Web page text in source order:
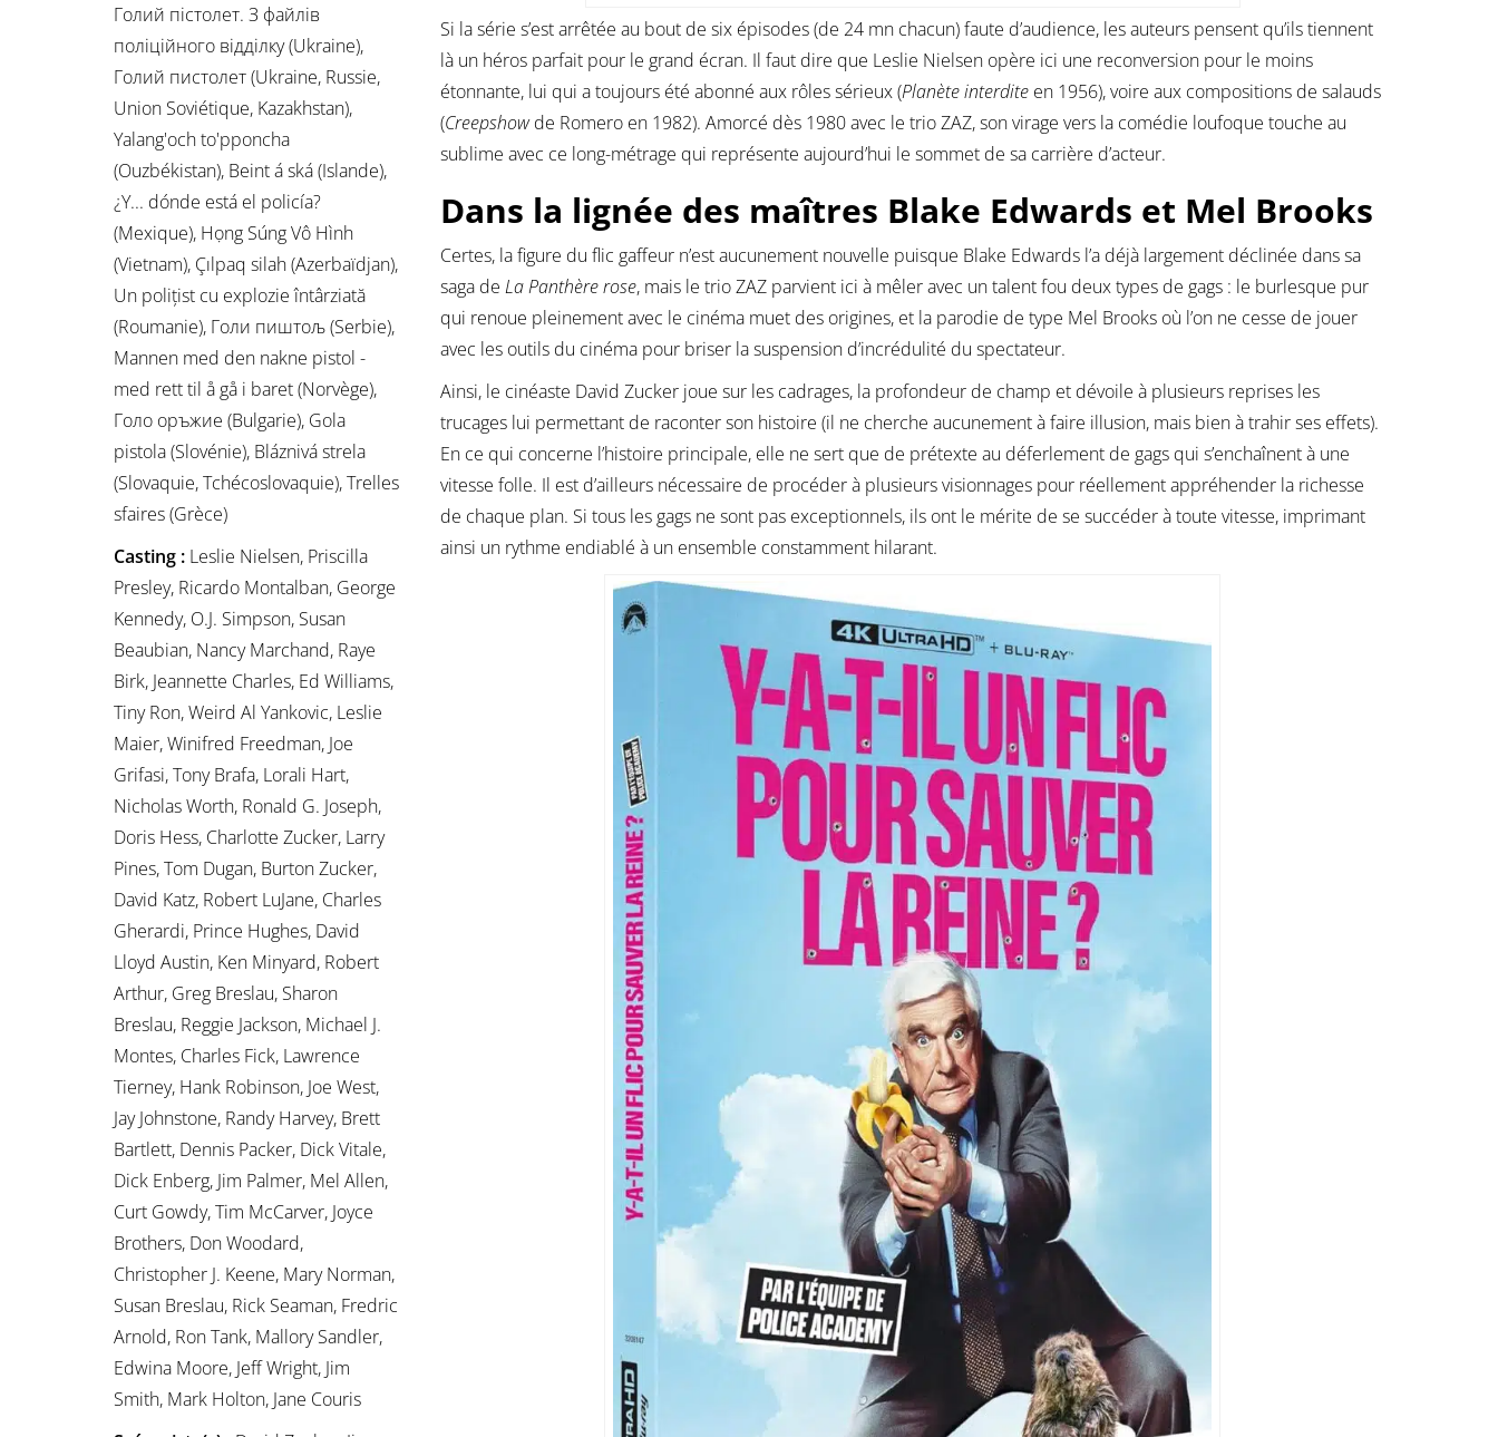
Голий пістолет. З файлів
поліційного відділку (Ukraine),
Голий пистолет (Ukraine, Russie,
Union Soviétique, Kazakhstan),
Yalang'och to'pponcha
(Ouzbékistan), Beint á ská (Islande),
¿Y... dónde está el policía?
(Mexique), Họng Súng Vô Hình
(Vietnam), Çılpaq silah (Azerbaïdjan),
Un polițist cu explozie întârziată
(Roumanie), Голи пиштољ (Serbie),
Mannen med den nakne pistol -
med rett til å gå i baret (Norvège),
Голо оръжие (Bulgarie), Gola
pistola (Slovénie), Bláznivá strela
(Slovaquie, Tchécoslovaquie), Trelles
sfaires (Grèce)
Casting : Leslie Nielsen, Priscilla
Presley, Ricardo Montalban, George
Kennedy, O.J. Simpson, Susan
Beaubian, Nancy Marchand, Raye
Birk, Jeannette Charles, Ed Williams,
Tiny Ron, Weird Al Yankovic, Leslie
Maier, Winifred Freedman, Joe
Grifasi, Tony Brafa, Lorali Hart,
Nicholas Worth, Ronald G. Joseph,
Doris Hess, Charlotte Zucker, Larry
Pines, Tom Dugan, Burton Zucker,
David Katz, Robert LuJane, Charles
Gherardi, Prince Hughes, David
Lloyd Austin, Ken Minyard, Robert
Arthur, Greg Breslau, Sharon
Breslau, Reggie Jackson, Michael J.
Montes, Charles Fick, Lawrence
Tierney, Hank Robinson, Joe West,
Jay Johnstone, Randy Harvey, Brett
Bartlett, Dennis Packer, Dick Vitale,
Dick Enberg, Jim Palmer, Mel Allen,
Curt Gowdy, Tim McCarver, Joyce
Brothers, Don Woodard,
Christopher J. Keene, Mary Norman,
Susan Breslau, Rick Seaman, Fredric
Arnold, Ron Tank, Mallory Sandler,
Edwina Moore, Jeff Wright, Jim
Smith, Mark Holton, Jane Couris
Si la série s’est arrêtée au bout de six épisodes (de 24 mn chacun) faute d’audience, les auteurs pensent qu’ils tiennent
là un héros parfait pour le grand écran. Il faut dire que Leslie Nielsen opère ici une reconversion pour le moins
étonnante, lui qui a toujours été abonné aux rôles sérieux (Planète interdite en 1956), voire aux compositions de salauds
(Creepshowde Romero en 1982). Amorcé dès 1980 avec le trio ZAZ, son virage vers la comédie loufoque touche au
sublime avec ce long-métrage qui représente aujourd’hui le sommet de sa carrière d’acteur.
Dans la lignée des maîtres Blake Edwards et Mel Brooks
Certes, la figure du flic gaffeur n’est aucunement nouvelle puisque Blake Edwards l’a déjà largement déclinée dans sa
saga de La Panthère rose, mais le trio ZAZ parvient ici à mêler avec un talent fou deux types de gags : le burlesque pur
qui renoue pleinement avec le cinéma muet des origines, et la parodie de type Mel Brooks où l’on ne cesse de jouer
avec les outils du cinéma pour briser la suspension d’incrédulité du spectateur.
Ainsi, le cinéaste David Zucker joue sur les cadrages, la profondeur de champ et dévoile à plusieurs reprises les
trucages lui permettant de raconter son histoire (il ne cherche aucunement à faire illusion, mais bien à trahir ses effets).
En ce qui concerne l’histoire principale, elle ne sert que de prétexte au déferlement de gags qui s’enchaînent à une
vitesse folle. Il est d’ailleurs nécessaire de procéder à plusieurs visionnages pour réellement appréhender la richesse
de chaque plan. Si tous les gags ne sont pas exceptionnels, ils ont le mérite de se succéder à toute vitesse, imprimant
ainsi un rythme endiablé à un ensemble constamment hilarant.